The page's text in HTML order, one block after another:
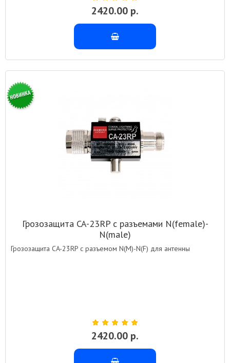
2420.00 р.
Грозозащита CA-23RP с разъемами N(female)-
N(male)
Грозозащита CA-23RP с разъемом N(М)-N(F) для антенны
2420.00 р.